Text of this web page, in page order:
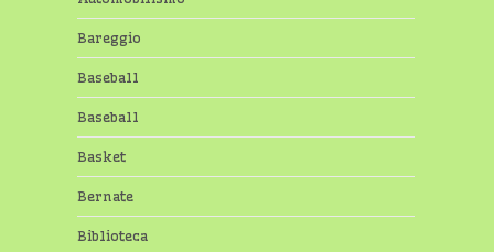
Bareggio
Baseball
Baseball
Basket
Bernate
Biblioteca